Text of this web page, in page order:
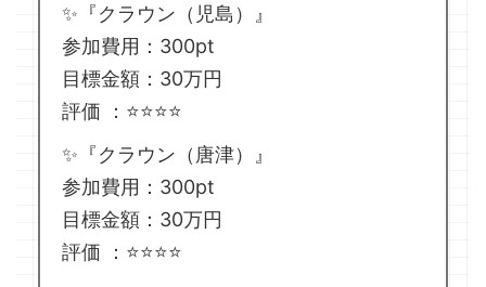
✨『クラウン（児島）』
参加費用：300pt
目標金額：30万円
評価 ：⭐️⭐️⭐️⭐️
✨『クラウン（唐津）』
参加費用：300pt
目標金額：30万円
評価 ：⭐️⭐️⭐️⭐️